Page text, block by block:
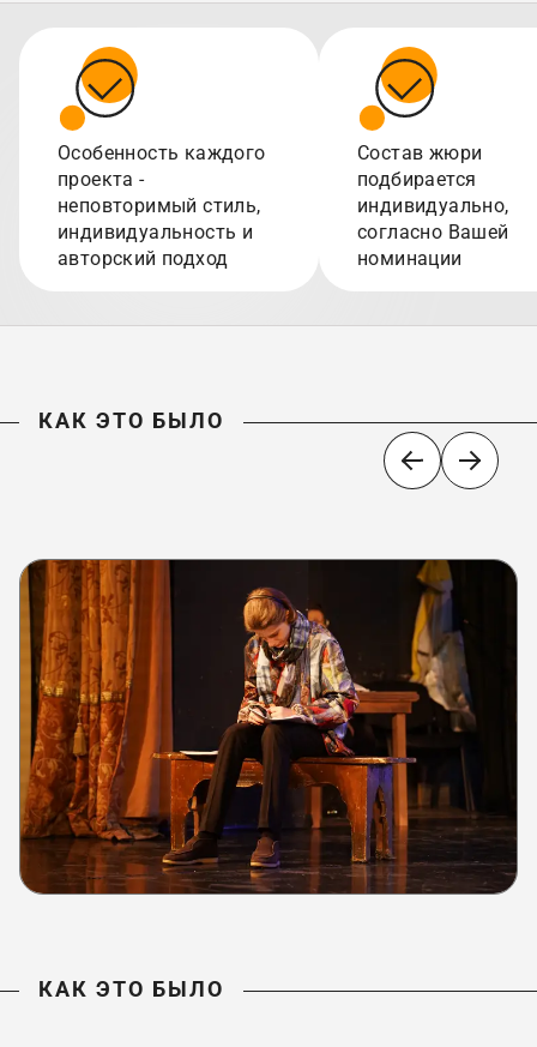
Особенность каждого
проекта -
неповторимый стиль,
индивидуальность и
авторский подход
Состав жюри
подбирается
индивидуально,
согласно Вашей
номинации
КАК ЭТО БЫЛО
КАК ЭТО БЫЛО
КАК ЭТО БЫЛО